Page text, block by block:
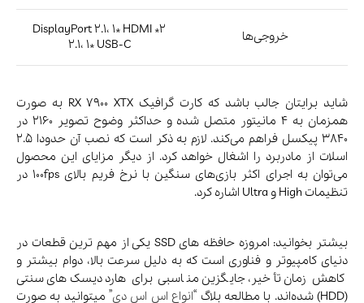
خروجی‌ها
2* DisplayPort 2.1، 1* HDMI
2.1، 1* USB-C
شاید برایتان جالب باشد که کارت گرافیک RX 7900 XTX به صورت
همزمان به 4 مانیتور متصل شده و حداکثر وضوح تصویر 2160 در
3840 پیکسل فراهم می‌کند. لازم به ذکر است که نصب آن حدودا 2.5
اسلات از مادربرد را اشغال خواهد کرد. از دیگر مزایای این محصول
می‌توان به اجرای اکثر بازی‌های سنگین با نرخ فریم بالای 100fps در
تنظیمات High و Ultra اشاره کرد.
بیشتر بخوانید: امروزه حافظه های SSD یکی از مهم ترین قطعات در
دنیای کامپیوتر و فناوری است که به دلیل سرعت بالا، دوام بیشتر و
کاهش زمان تأخیر، جایگزین مناسبی برای هارد دیسک‌های سنتی
(HDD) شده‌اند. با مطالعه بلاگ “
انواع اس اس دی” میتوانید به صورت